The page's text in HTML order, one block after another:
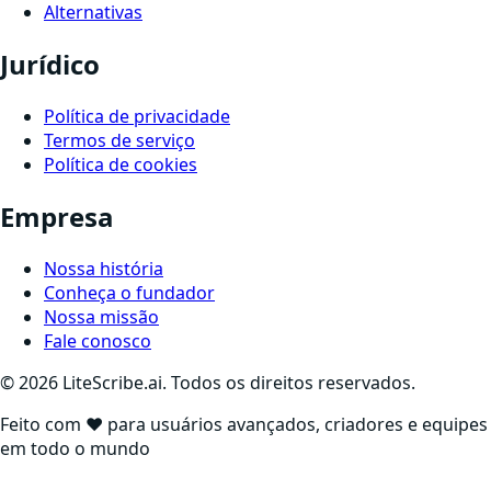
Alternativas
Jurídico
Política de privacidade
Termos de serviço
Política de cookies
Empresa
Nossa história
Conheça o fundador
Nossa missão
Fale conosco
©2026 LiteScribe.ai. Todos os direitos reservados.
Feito com ❤️ para usuários avançados, criadores e equipes
em todo o mundo